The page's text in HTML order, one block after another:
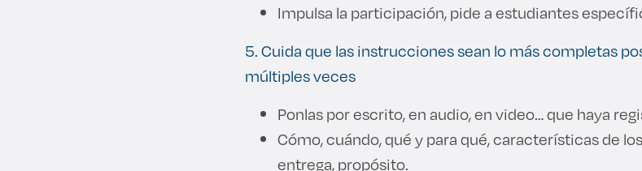
Impulsa la participación, pide a estudiantes
5. Cuida que las instrucciones sean lo más completas
múltiples veces
Ponlas por escrito, en audio, en video… que haya
Cómo, cuándo, qué y para qué, características de
entrega, propósito.